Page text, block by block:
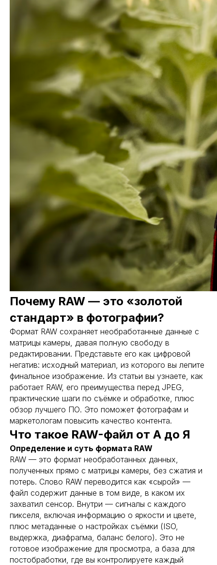
Почему RAW — это «золотой
стандарт» в фотографии?
Формат RAW сохраняет необработанные данные с
матрицы камеры, давая полную свободу в
редактировании. Представьте его как цифровой
негатив: исходный материал, из которого вы лепите
финальное изображение. Из статьи вы узнаете, как
работает RAW, его преимущества перед JPEG,
практические шаги по съёмке и обработке, плюс
обзор лучшего ПО. Это поможет фотографам и
маркетологам повысить качество контента.
Что такое RAW-файл от А до Я
Определение и суть формата RAW
RAW — это формат необработанных данных,
полученных прямо с матрицы камеры, без сжатия и
потерь. Слово RAW переводится как «сырой» —
файл содержит данные в том виде, в каком их
захватил сенсор. Внутри — сигналы с каждого
пикселя, включая информацию о яркости и цвете,
плюс метаданные о настройках съёмки (ISO,
выдержка, диафрагма, баланс белого). Это не
готовое изображение для просмотра, а база для
постобработки, где вы контролируете каждый